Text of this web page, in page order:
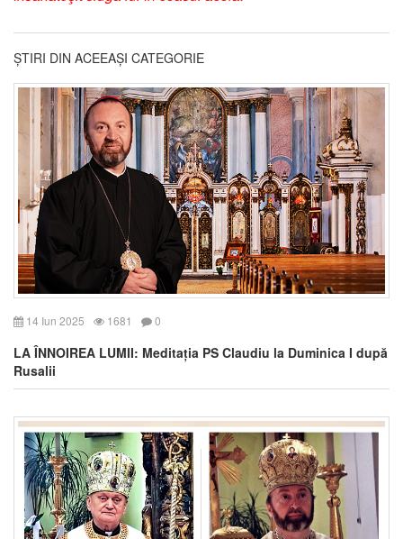
ȘTIRI DIN ACEEAȘI CATEGORIE
14 Iun 2025 1681 0
LA ÎNNOIREA LUMII: Meditația PS Claudiu la Duminica I după
Rusalii